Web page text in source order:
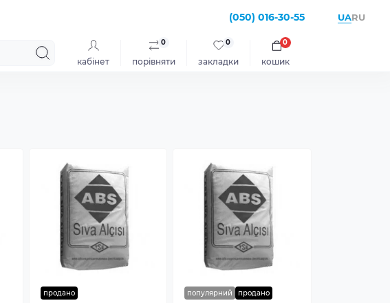
(050) 016-30-55 UARU
кабінет порівняти
0
закладки
0
кошик
0
продано популярний продано